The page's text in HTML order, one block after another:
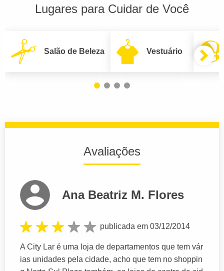
Lugares para Cuidar de Você
Salão de Beleza Vestuário
Avaliações
Ana Beatriz M. Flores
publicada em 03/12/2014
A City Lar é uma loja de departamentos que tem vár
ias unidades pela cidade, acho que tem no shoppin